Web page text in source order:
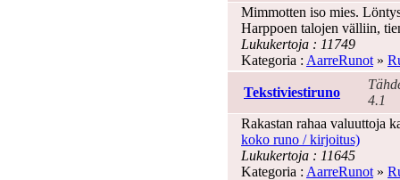
Mimmotten iso mies.
Harppoen talojen välliin,
Lukukertoja : 11749
Kategoria : AarreRunot »
Tekstiviestiruno
4.1
Rakastan rahaa valuuttoja
koko runo / kirjoitus)
Lukukertoja : 11645
Kategoria : AarreRunot »